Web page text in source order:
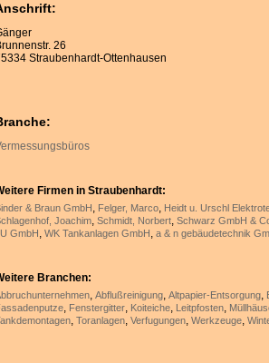
26
Straubenhardt-Ottenhausen
Firmen in Straubenhardt:
& Braun GmbH, Felger, Marco, Heidt u. Urschl
Joachim, Schmidt, Norbert, Schwarz GmbH &
GmbH, WK Tankanlagen GmbH, a & n gebäudetechnik
Branchen:
, Abflußreinigung, Altpapier-Entsorgung,
, Fenstergitter, Koiteiche, Leitpfosten,
, Toranlagen, Verfugungen, Werkzeuge,